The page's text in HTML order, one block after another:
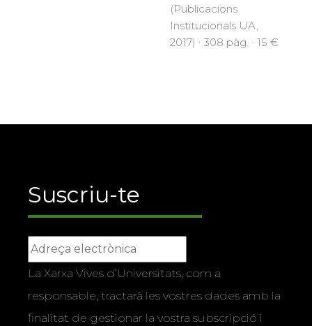
(Publicacions
Institucionals UA,
2017) · 308 pàg. · 15 €
Suscriu-te
La Xarxa Vives d’Universitats, com a
responsable, tractarà les vostres dades amb la
finalitat de gestionar la vostra subscripció i